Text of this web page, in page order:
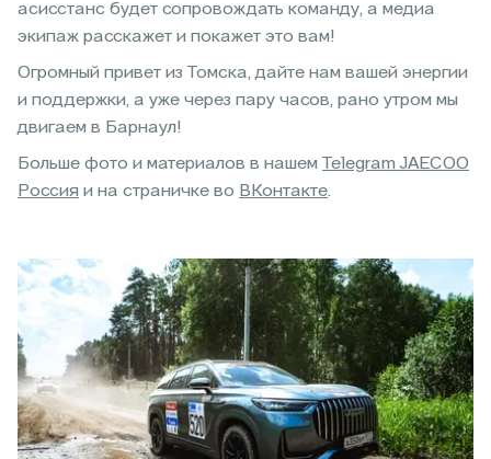
асисстанс будет сопровождать команду, а медиа
экипаж расскажет и покажет это вам!
Огромный привет из Томска, дайте нам вашей энергии
и поддержки, а уже через пару часов, рано утром мы
двигаем в Барнаул!
Больше фото и материалов в нашем Telegram JAECOO
Россия и на страничке во ВКонтакте.